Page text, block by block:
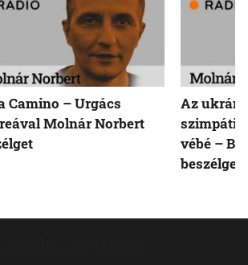
Camino – Urgács
Molnár Norbert
Az
vébé –